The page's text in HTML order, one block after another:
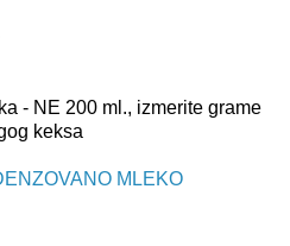
- NE 200 ml., izmerite grame
keksa
MLEKO